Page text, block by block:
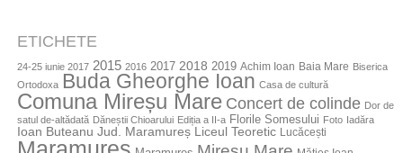
ETICHETE
24-25 iunie 2017 2015 2016 2017 2018 2019 Achim Ioan Baia Mare Biserica
Ortodoxa
Buda Gheorghe Ioan Casa de cultură
Comuna Mireșu Mare Concert de colinde Dor de
satul de-altădată Dăneștii Chioarului Ediția a II-a Florile Somesului Foto Iadăra
Ioan Buteanu Jud. Maramureș Liceul Teoretic Lucăcești